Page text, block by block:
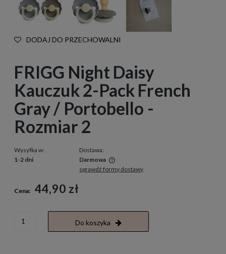
DODAJ DO PRZECHOWALNI
FRIGG Night Daisy
Kauczuk 2-Pack French
Gray / Portobello -
Rozmiar 2
Wysyłka w:
1-2 dni
Dostawa:
Darmowa
Cena nie zawiera ewentualnych kosztów płatności
sprawdź formy dostawy
Cena: 44,90 zł
Do koszyka